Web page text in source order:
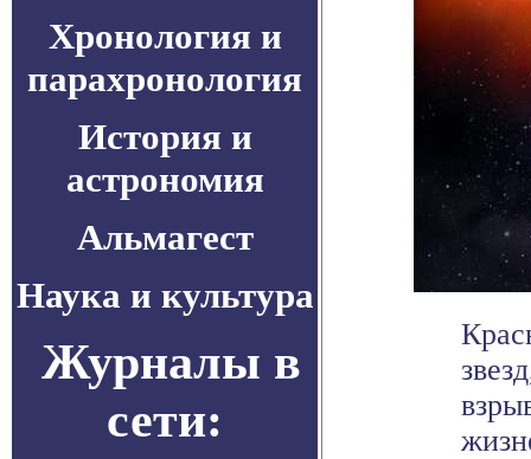
Хронология и
парахронология
История и
астрономия
Альмагест
Наука и культура
Журналы в
сети: